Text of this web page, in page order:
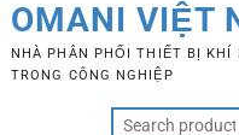
OMANI VIỆT
NHÀ PHÂN PHỐI THIẾT BỊ
TRONG CÔNG NGHIỆP